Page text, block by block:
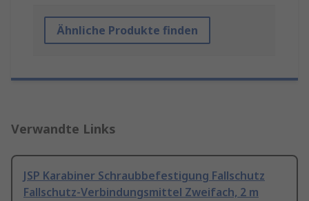
Ähnliche Produkte finden
Verwandte Links
JSP Karabiner Schraubbefestigung Fallschutz
Fallschutz-Verbindungsmittel Zweifach, 2 m